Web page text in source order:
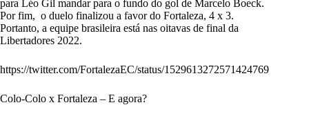
para Léo Gil mandar para o fundo do gol de Marcelo Boeck.
Por fim, o duelo finalizou a favor do Fortaleza, 4 x 3.
Portanto, a equipe brasileira está nas oitavas de final da
Libertadores 2022.
https://twitter.com/FortalezaEC/status/1529613272571424769
Colo-Colo x Fortaleza – E agora?